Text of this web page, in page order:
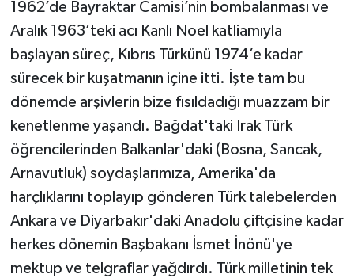
1962’de Bayraktar Camisi’nin bombalanması ve
Aralık 1963’teki acı Kanlı Noel katliamıyla
başlayan süreç, Kıbrıs Türkünü 1974’e kadar
sürecek bir kuşatmanın içine itti. İşte tam bu
dönemde arşivlerin bize fısıldadığı muazzam bir
kenetlenme yaşandı. Bağdat'taki Irak Türk
öğrencilerinden Balkanlar'daki (Bosna, Sancak,
Arnavutluk) soydaşlarımıza, Amerika'da
harçlıklarını toplayıp gönderen Türk talebelerden
Ankara ve Diyarbakır'daki Anadolu çiftçisine kadar
herkes dönemin Başbakanı İsmet İnönü'ye
mektup ve telgraflar yağdırdı. Türk milletinin tek